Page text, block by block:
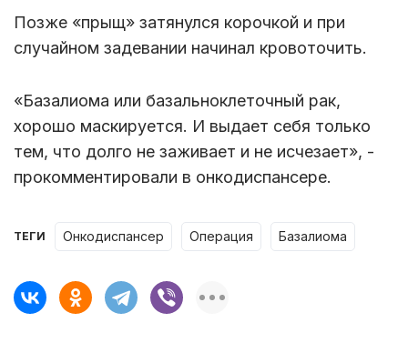
Позже «прыщ» затянулся корочкой и при
случайном задевании начинал кровоточить.
«Базалиома или базальноклеточный рак,
хорошо маскируется. И выдает себя только
тем, что долго не заживает и не исчезает», -
прокомментировали в онкодиспансере.
ТЕГИ онкодиспансер операция базалиома